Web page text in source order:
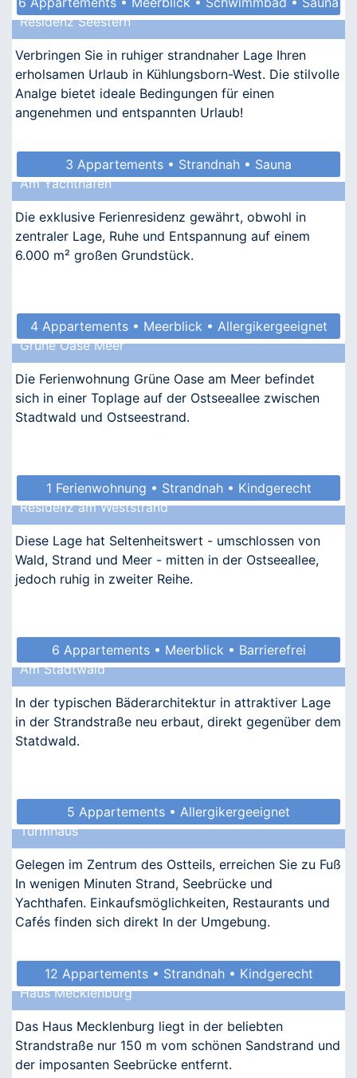
Residenz Seestern
Verbringen Sie in ruhiger strandnaher Lage Ihren
erholsamen Urlaub in Kühlungsborn-West. Die stilvolle
Analge bietet ideale Bedingungen für einen
angenehmen und entspannten Urlaub!
3 Appartements • Strandnah • Sauna
Am Yachthafen
Die exklusive Ferienresidenz gewährt, obwohl in
zentraler Lage, Ruhe und Entspannung auf einem
6.000 m² großen Grundstück.
4 Appartements • Meerblick • Allergikergeeignet
Grüne Oase Meer
Die Ferienwohnung Grüne Oase am Meer befindet
sich in einer Toplage auf der Ostseeallee zwischen
Stadtwald und Ostseestrand.
1 Ferienwohnung • Strandnah • Kindgerecht
Residenz am Weststrand
Diese Lage hat Seltenheitswert - umschlossen von
Wald, Strand und Meer - mitten in der Ostseeallee,
jedoch ruhig in zweiter Reihe.
6 Appartements • Meerblick • Barrierefrei
Am Stadtwald
In der typischen Bäderarchitektur in attraktiver Lage
in der Strandstraße neu erbaut, direkt gegenüber dem
Statdwald.
5 Appartements • Allergikergeeignet
Turmhaus
Gelegen im Zentrum des Ostteils, erreichen Sie zu Fuß
In wenigen Minuten Strand, Seebrücke und
Yachthafen. Einkaufsmöglichkeiten, Restaurants und
Cafés finden sich direkt In der Umgebung.
12 Appartements • Strandnah • Kindgerecht
Haus Mecklenburg
Das Haus Mecklenburg liegt in der beliebten
Strandstraße nur 150 m vom schönen Sandstrand und
der imposanten Seebrücke entfernt.